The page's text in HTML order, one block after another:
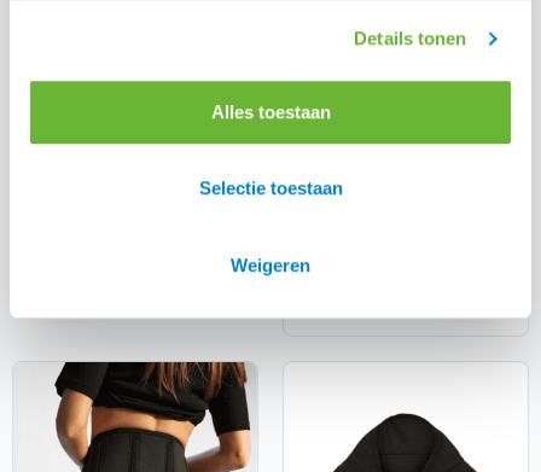
Details tonen
Alles toestaan
Selectie toestaan
WeigerenNekbrace